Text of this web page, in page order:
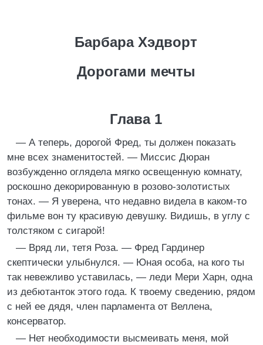
Барбара Хэдворт
Дорогами мечты
Глава 1
— А теперь, дорогой Фред, ты должен показать
мне всех знаменитостей. — Миссис Дюран
возбужденно оглядела мягко освещенную комнату,
роскошно декорированную в розово-золотистых
тонах. — Я уверена, что недавно видела в каком-то
фильме вон ту красивую девушку. Видишь, в углу с
толстяком с сигарой!
— Вряд ли, тетя Роза. — Фред Гардинер
скептически улыбнулся. — Юная особа, на кого ты
так невежливо уставилась, — леди Мери Харн, одна
из дебютанток этого года. К твоему сведению, рядом
с ней ее дядя, член парламента от Веллена,
консерватор.
— Нет необходимости высмеивать меня, мой